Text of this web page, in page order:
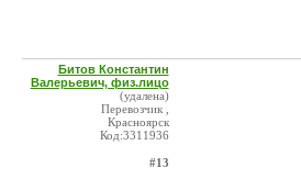
Битов Константин
Валерьевич, физ.лицо
(удалена)
Перевозчик ,
Красноярск
Код:3311936
#13